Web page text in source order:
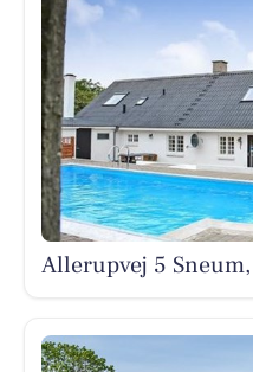
Allerupvej 5